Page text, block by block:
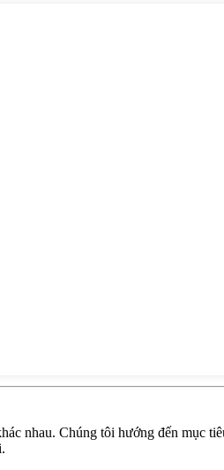
nhau. Chúng tôi hướng đến mục